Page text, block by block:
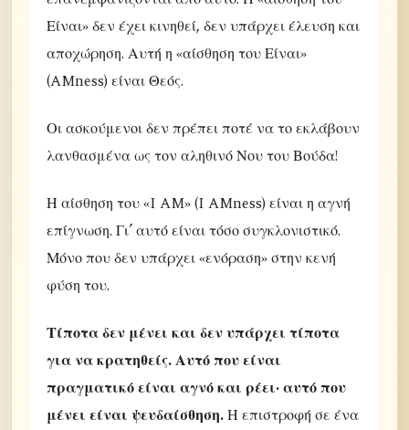
Είναι» δεν έχει κινηθεί, δεν υπάρχει έλευση και
αποχώρηση. Αυτή η «αίσθηση του Είναι»
(AMness) είναι Θεός.
Οι ασκούμενοι δεν πρέπει ποτέ να το εκλάβουν
λανθασμένα ως τον αληθινό Νου του Βούδα!
Η αίσθηση του «I AM» (I AMness) είναι η αγνή
επίγνωση. Γι’ αυτό είναι τόσο συγκλονιστικό.
Μόνο που δεν υπάρχει «ενόραση» στην κενή
φύση του.
Τίποτα δεν μένει και δεν υπάρχει τίποτα
για να κρατηθείς. Αυτό που είναι
πραγματικό είναι αγνό και ρέει· αυτό που
μένει είναι ψευδαίσθηση.Η επιστροφή σε ένα